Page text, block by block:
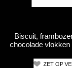
Biscuit,
chocolade